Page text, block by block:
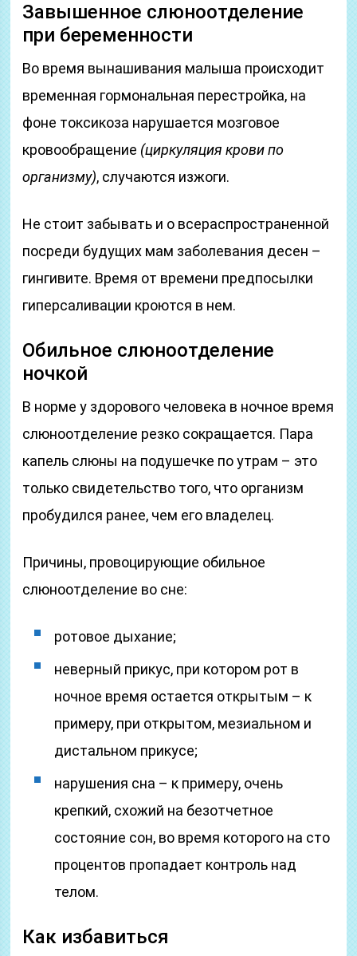
Завышенное слюноотделение
при беременности
Во время вынашивания малыша происходит
временная гормональная перестройка, на
фоне токсикоза нарушается мозговое
кровообращение (циркуляция крови по
организму), случаются изжоги.
Не стоит забывать и о всераспространенной
посреди будущих мам заболевания десен –
гингивите. Время от времени предпосылки
гиперсаливации кроются в нем.
Обильное слюноотделение
ночкой
В норме у здорового человека в ночное время
слюноотделение резко сокращается. Пара
капель слюны на подушечке по утрам – это
только свидетельство того, что организм
пробудился ранее, чем его владелец.
Причины, провоцирующие обильное
слюноотделение во сне:
ротовое дыхание;
неверный прикус, при котором рот в
ночное время остается открытым – к
примеру, при открытом, мезиальном и
дистальном прикусе;
нарушения сна – к примеру, очень
крепкий, схожий на безотчетное
состояние сон, во время которого на сто
процентов пропадает контроль над
телом.
Как избавиться